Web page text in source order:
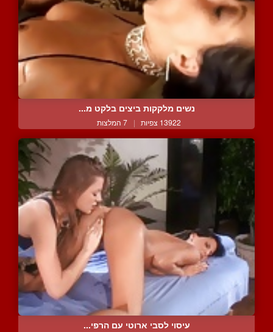
נשים מלקקות ביצים בלקט מ...
13922 צפיות | 7 המלצות
עיסוי לסבי ארוטי עם הרפי...